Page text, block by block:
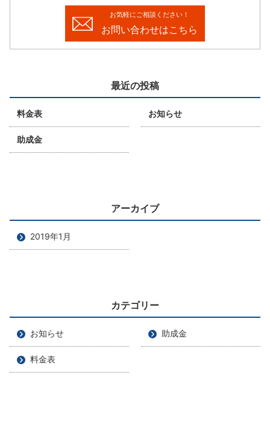
お気軽にご相談ください！
お問い合わせはこちら
最近の投稿
料金表 お知らせ
助成金
アーカイブ
2019年1月
カテゴリー
お知らせ 助成金
料金表